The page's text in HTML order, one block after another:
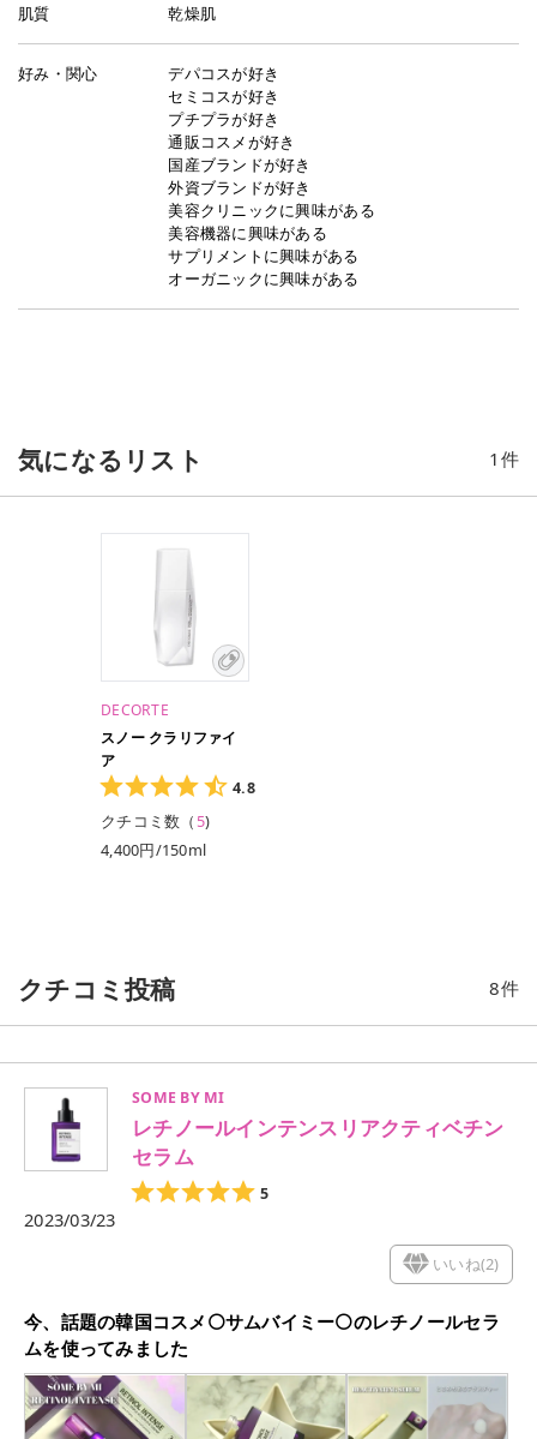
肌質 乾燥肌
好み・関心
デパコスが好き
セミコスが好き
プチプラが好き
通販コスメが好き
国産ブランドが好き
外資ブランドが好き
美容クリニックに興味がある
美容機器に興味がある
サプリメントに興味がある
オーガニックに興味がある
気になるリスト 1 件
DECORTE
スノー クラリファイ
ア
4.8
クチコミ数（ 5)
4,400円/150ml
クチコミ投稿 8件
SOME BY MI
レチノールインテンスリアクティベチン
セラム
5
2023/03/23
いいね(2)
今、話題の韓国コスメ⚪サムバイミー⚪のレチノールセラ
ムを使ってみました